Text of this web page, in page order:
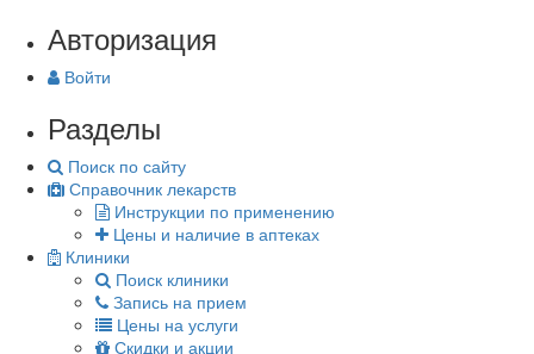
Авторизация
Войти
Разделы
Поиск по сайту
Справочник лекарств
Инструкции по применению
Цены и наличие в аптеках
Клиники
Поиск клиники
Запись на прием
Цены на услуги
Скидки и акции